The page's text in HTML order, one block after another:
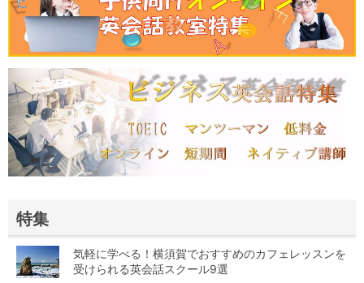
特集
気軽に学べる！横須賀でおすすめのカフェレッスンを
受けられる英会話スクール9選